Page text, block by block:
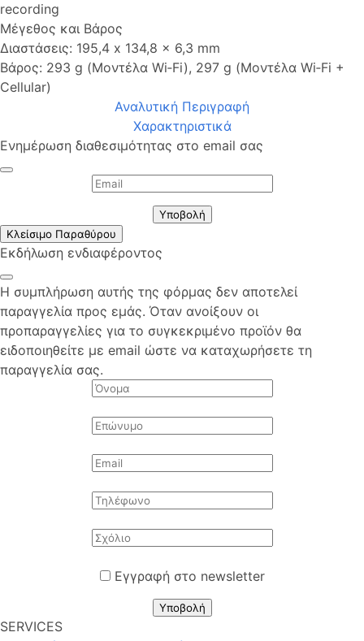
recording
Μέγεθος και Βάρος
Διαστάσεις: 195,4 x 134,8 x 6,3 mm
Βάρος: 293 g (Μοντέλα Wi‑Fi), 297 g (Μοντέλα Wi‑Fi +
Cellular)
Αναλυτική Περιγραφή
Χαρακτηριστικά
Ενημέρωση διαθεσιμότητας στο email σας
Υποβολή
Κλείσιμο Παραθύρου
Εκδήλωση ενδιαφέροντος
Η συμπλήρωση αυτής της φόρμας δεν αποτελεί
παραγγελία προς εμάς. Όταν ανοίξουν οι
προπαραγγελίες για το συγκεκριμένο προϊόν θα
ειδοποιηθείτε με email ώστε να καταχωρήσετε τη
παραγγελία σας.
Εγγραφή στο newsletter
Υποβολή
SERVICES